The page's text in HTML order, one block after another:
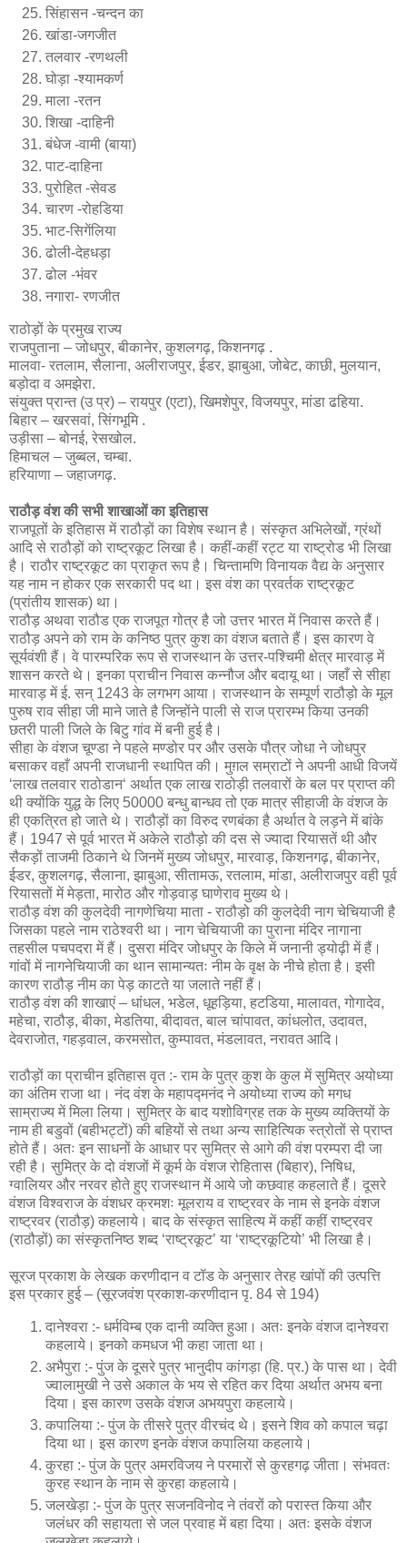
सिंहासन -चन्दन का
खांडा-जगजीत
तलवार -रणथली
घोड़ा -श्यामकर्ण
माला -रतन
शिखा -दाहिनी
बंधेज -वामी (बाया)
पाट-दाहिना
पुरोहित -सेवड
चारण -रोहडिया
भाट-सिगेंलिया
ढोली-देहधड़ा
ढोल -भंवर
नगारा- रणजीत
राठोड़ों के प्रमुख राज्य
राजपुताना – जोधपुर, बीकानेर, कुशलगढ़, किशनगढ़ .
मालवा- रतलाम, सैलाना, अलीराजपुर, ईडर, झाबुआ, जोबेट, काछी, मुलयान,
बड़ोदा व अमझेरा.
संयुक्त प्रान्त (उ प्र) – रायपुर (एटा), खिमशेपुर, विजयपुर, मांडा ढहिया.
बिहार – खरसवां, सिंगभूमि .
उड़ीसा – बोनई, रेसखोल.
हिमाचल – जुब्बल, चम्बा.
हरियाणा – जहाजगढ़.
राठौड़ वंश की सभी शाखाओं का इतिहास
राजपूतों के इतिहास में राठौड़ों का विशेष स्थान है। संस्कृत अभिलेखों, ग्रंथों
आदि से राठौड़ों को राष्ट्रकूट लिखा है। कहीं-कहीं रट्ट या राष्ट्रोड भी लिखा
है। राठौर राष्ट्रकूट का प्राकृत रूप है। चिन्तामणि विनायक वैद्य के अनुसार
यह नाम न होकर एक सरकारी पद था। इस वंश का प्रवर्तक राष्ट्रकूट
(प्रांतीय शासक) था।
राठौड़ अथवा राठौड एक राजपूत गोत्र है जो उत्तर भारत में निवास करते हैं।
राठौड़ अपने को राम के कनिष्ठ पुत्र कुश का वंशज बताते हैं। इस कारण वे
सूर्यवंशी हैं। वे पारम्परिक रूप से राजस्थान के उत्तर-पश्चिमी क्षेत्र मारवाड़ में
शासन करते थे। इनका प्राचीन निवास कन्नौज और बदायू था। जहाँ से सीहा
मारवाड़ में ई. सन् 1243 के लगभग आया। राजस्थान के सम्पूर्ण राठौड़ो के मूल
पुरुष राव सीहा जी माने जाते है जिन्होंने पाली से राज प्रारम्भ किया उनकी
छतरी पाली जिले के बिटु गांव में बनी हुई है।
सीहा के वंशज चूण्डा ने पहले मण्डोर पर और उसके पौत्र जोधा ने जोधपुर
बसाकर वहाँ अपनी राजधानी स्थापित की। मुग़ल सम्राटों ने अपनी आधी विजयें
‘लाख तलवार राठोडान‘ अर्थात एक लाख राठोड़ी तलवारों के बल पर प्राप्त की
थी क्योंकि युद्ध के लिए 50000 बन्धु बान्धव तो एक मात्र सीहाजी के वंशज के
ही एकत्रित हो जाते थे। राठौड़ों का विरुद रणबंका है अर्थात वे लड़ने में बांके
हैं। 1947 से पूर्व भारत में अकेले राठौड़ो की दस से ज्यादा रियासतें थी और
सैकड़ों ताजमी ठिकाने थे जिनमें मुख्य जोधपुर, मारवाड़, किशनगढ़, बीकानेर,
ईडर, कुशलगढ़, सैलाना, झाबुआ, सीतामऊ, रतलाम, मांडा, अलीराजपुर वही पूर्व
रियासतों में मेड़ता, मारोठ और गोड़वाड़ घाणेराव मुख्य थे।
राठौड़ वंश की कुलदेवी नागणेचिया माता - राठौड़ो की कुलदेवी नाग चेचियाजी है
जिसका पहले नाम राठेश्वरी था। नाग चेचियाजी का पुराना मंदिर नागाना
तहसील पचपदरा में हैं। दुसरा मंदिर जोधपुर के किले में जनानी ड्योढ़ी में हैं।
गांवों में नागनेचियाजी का थान सामान्यतः नीम के वृक्ष के नीचे होता है। इसी
कारण राठौड़ नीम का पेड़ काटते या जलाते नहीं हैं।
राठौड़ वंश की शाखाएं – धांधल, भडेल, धूहड़िया, हटडिया, मालावत, गोगादेव,
महेचा, राठौड़, बीका, मेडतिया, बीदावत, बाल चांपावत, कांधलोत, उदावत,
देवराजोत, गहड़वाल, करमसोत, कुम्पावत, मंडलावत, नरावत आदि।
राठौड़ों का प्राचीन इतिहास वृत :- राम के पुत्र कुश के कुल में सुमित्र अयोध्या
का अंतिम राजा था। नंद वंश के महापद्मनंद ने अयोध्या राज्य को मगध
साम्राज्य में मिला लिया। सुमित्र के बाद यशोविग्रह तक के मुख्य व्यक्तियों के
नाम ही बडुवों (बहीभट्टों) की बहियों से तथा अन्य साहित्यिक स्त्रोतों से प्राप्त
होते हैं। अतः इन साधनों के आधार पर सुमित्र से आगे की वंश परम्परा दी जा
रही है। सुमित्र के दो वंशजों में कूर्म के वंशज रोहितास (बिहार), निषिध,
ग्वालियर और नरवर होते हुए राजस्थान में आये जो कछवाह कहलाते हैं। दूसरे
वंशज विश्वराज के वंशधर क्रमशः मूलराय व राष्ट्रवर के नाम से इनके वंशज
राष्ट्रवर (राठौड़) कहलाये। बाद के संस्कृत साहित्य में कहीं कहीं राष्ट्रवर
(राठौड़ों) का संस्कृतनिष्ठ शब्द ‘राष्ट्रकूट’ या ‘राष्ट्रकूटियो’ भी लिखा है।
सूरज प्रकाश के लेखक करणीदान व टॉड के अनुसार तेरह खांपों की उत्पत्ति
इस प्रकार हुई – (सूरजवंश प्रकाश-करणीदान पृ. 84 से 194)
दानेश्वरा :- धर्मविम्ब एक दानी व्यक्ति हुआ। अतः इनके वंशज दानेश्वरा
कहलाये। इनको कमधज भी कहा जाता था।
अभैपुरा :- पुंज के दूसरे पुत्र भानुदीप कांगड़ा (हि. प्र.) के पास था। देवी
ज्वालामुखी ने उसे अकाल के भय से रहित कर दिया अर्थात अभय बना
दिया। इस कारण उसके वंशज अभयपुरा कहलाये।
कपालिया :- पुंज के तीसरे पुत्र वीरचंद थे। इसने शिव को कपाल चढ़ा
दिया था। इस कारण इनके वंशज कपालिया कहलाये।
कुरहा :- पुंज के पुत्र अमरविजय ने परमारों से कुरहगढ़ जीता। संभवतः
कुरह स्थान के नाम से कुरहा कहलाये।
जलखेड़ा :- पुंज के पुत्र सजनविनोद ने तंवरों को परास्त किया और
जलंधर की सहायता से जल प्रवाह में बहा दिया। अतः इसके वंशज